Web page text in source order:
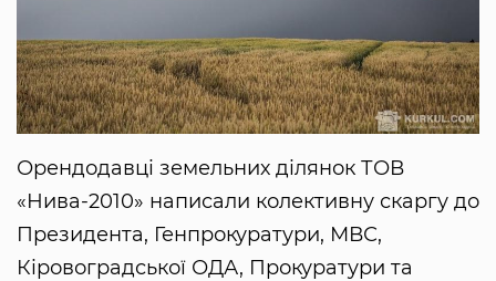
Орендодавці земельних ділянок ТОВ
«Нива-2010» написали колективну скаргу до
Президента, Генпрокуратури, МВС,
Кіровоградської ОДА, Прокуратури та